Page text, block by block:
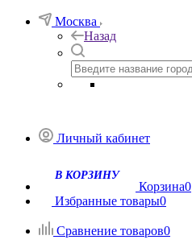
Москва
Назад
Личный кабинет
Корзина0
Избранные товары0
Сравнение товаров0